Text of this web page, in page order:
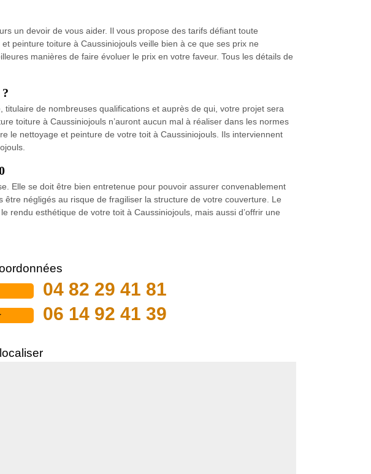
un devoir de vous aider. Il vous propose des tarifs défiant toute
peinture toiture à Caussiniojouls veille bien à ce que ses prix ne
manières de faire évoluer le prix en votre faveur. Tous les détails de
de nombreuses qualifications et auprès de qui, votre projet sera
toiture à Caussiniojouls n’auront aucun mal à réaliser dans les normes
le nettoyage et peinture de votre toit à Caussiniojouls. Ils interviennent
Elle se doit être bien entretenue pour pouvoir assurer convenablement
négligés au risque de fragiliser la structure de votre couverture. Le
rendu esthétique de votre toit à Caussiniojouls, mais aussi d’offrir une
04 82 29 41 81
06 14 92 41 39